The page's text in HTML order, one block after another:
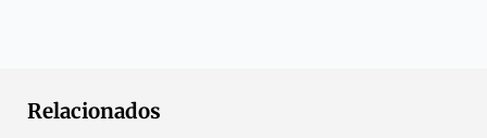
Relacionados